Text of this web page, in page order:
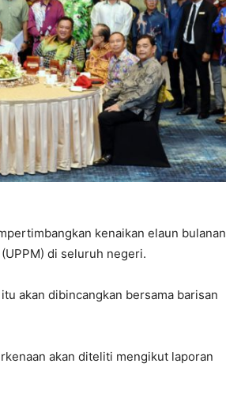
kenaikan elaun bulanan
di seluruh negeri.
akan dibincangkan bersama barisan
akan diteliti mengikut laporan